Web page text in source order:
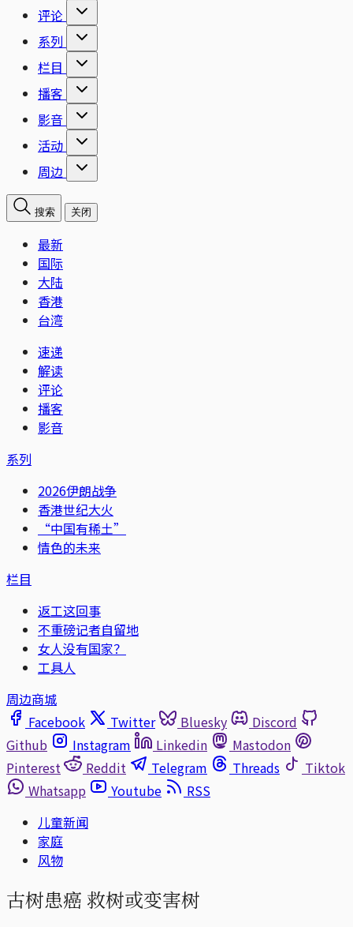
评论
系列
栏目
播客
影音
活动
周边
搜索 关闭
最新
国际
大陆
香港
台湾
速递
解读
评论
播客
影音
系列
2026伊朗战争
香港世纪大火
“中国有稀土”
情色的未来
栏目
返工这回事
不重磅记者自留地
女人没有国家？
工具人
周边商城
Facebook
Twitter Bluesky
Discord
Github
Instagram Linkedin
Mastodon
Pinterest
Reddit Telegram Threads
Tiktok
Whatsapp
Youtube
RSS
儿童新闻
家庭
风物
古树患癌 救树或变害树